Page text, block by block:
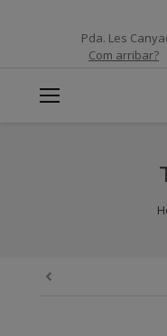
Pda. Les
Com arribar?